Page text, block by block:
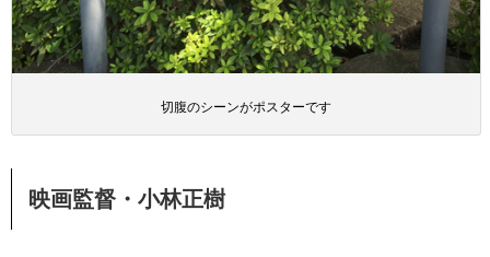
切腹のシーンがポスターです
映画監督・小林正樹